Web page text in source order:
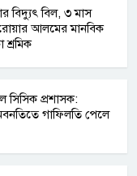
বিদ্যুৎ বিল, ৩ মাস
আলমের মানবিক
শ্রমিক
সিসিক প্রশাসক:
গাফিলতি পেলে